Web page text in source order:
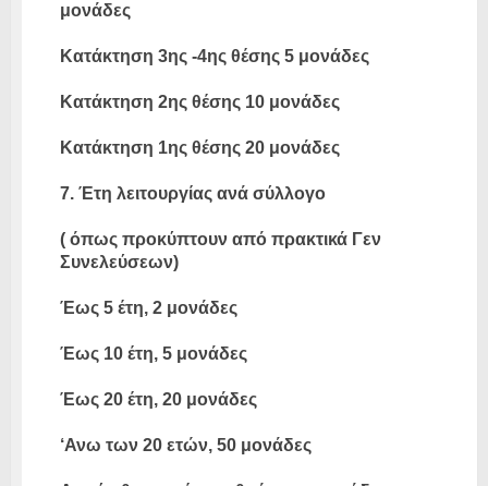
μονάδες
Κατάκτηση 3ης -4ης θέσης 5 μονάδες
Κατάκτηση 2ης θέσης 10 μονάδες
Κατάκτηση 1ης θέσης 20 μονάδες
7. Έτη λειτουργίας ανά σύλλογο
( όπως προκύπτουν από πρακτικά Γεν
Συνελεύσεων)
Έως 5 έτη, 2 μονάδες
Έως 10 έτη, 5 μονάδες
Έως 20 έτη, 20 μονάδες
‘Ανω των 20 ετών, 50 μονάδες